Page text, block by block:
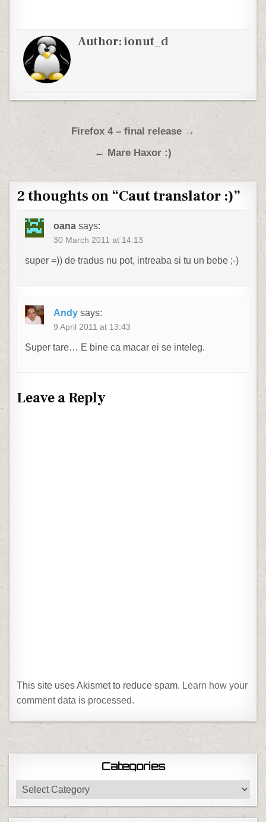
Author:ionut_d
Post navigationFirefox 4 – final release →
← Mare Haxor :)
2 thoughts on “Caut translator :)”
oana says:
30 March 2011 at 14:13
super =)) de tradus nu pot, intreaba si tu un bebe ;-)
Andy says:
9 April 2011 at 13:43
Super tare… E bine ca macar ei se inteleg.
Leave a Reply
This site uses Akismet to reduce spam. Learn how your
comment data is processed.
Categories
Categories